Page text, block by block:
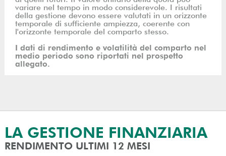
variare nel tempo in modo considerevole. I risultati
della gestione devono essere valutati in un orizzonte
temporale di sufficiente ampiezza, coerente con
l'orizzonte temporale del comparto stesso.
I dati di rendimento e volatilità del comparto nel
medio periodo sono riportati nel prospetto
allegato.
LA GESTIONE FINANZIARIA
RENDIMENTO ULTIMI 12 MESI